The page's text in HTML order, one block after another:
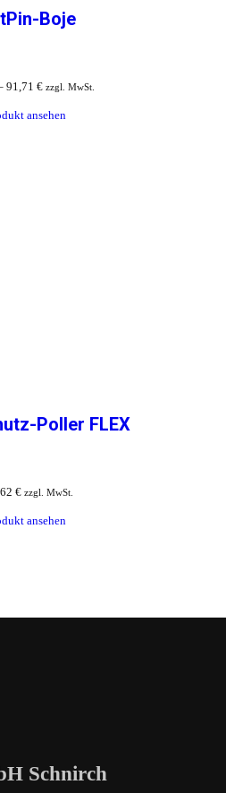
Boje
91,71 € zzgl. MwSt.
ansehen
Poller FLEX
€ zzgl. MwSt.
ansehen
Schnirch